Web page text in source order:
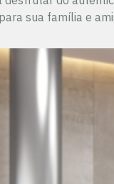
sua família e